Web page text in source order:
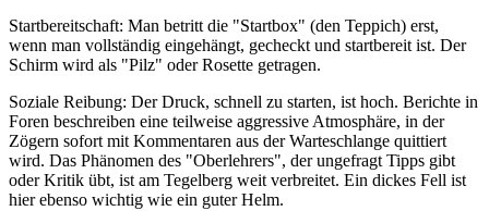
Startbereitschaft: Man betritt die "Startbox" (den Teppich) erst,
wenn man vollständig eingehängt, gecheckt und startbereit ist. Der
Schirm wird als "Pilz" oder Rosette getragen.
Soziale Reibung: Der Druck, schnell zu starten, ist hoch. Berichte in
Foren beschreiben eine teilweise aggressive Atmosphäre, in der
Zögern sofort mit Kommentaren aus der Warteschlange quittiert
wird. Das Phänomen des "Oberlehrers", der ungefragt Tipps gibt
oder Kritik übt, ist am Tegelberg weit verbreitet. Ein dickes Fell ist
hier ebenso wichtig wie ein guter Helm.